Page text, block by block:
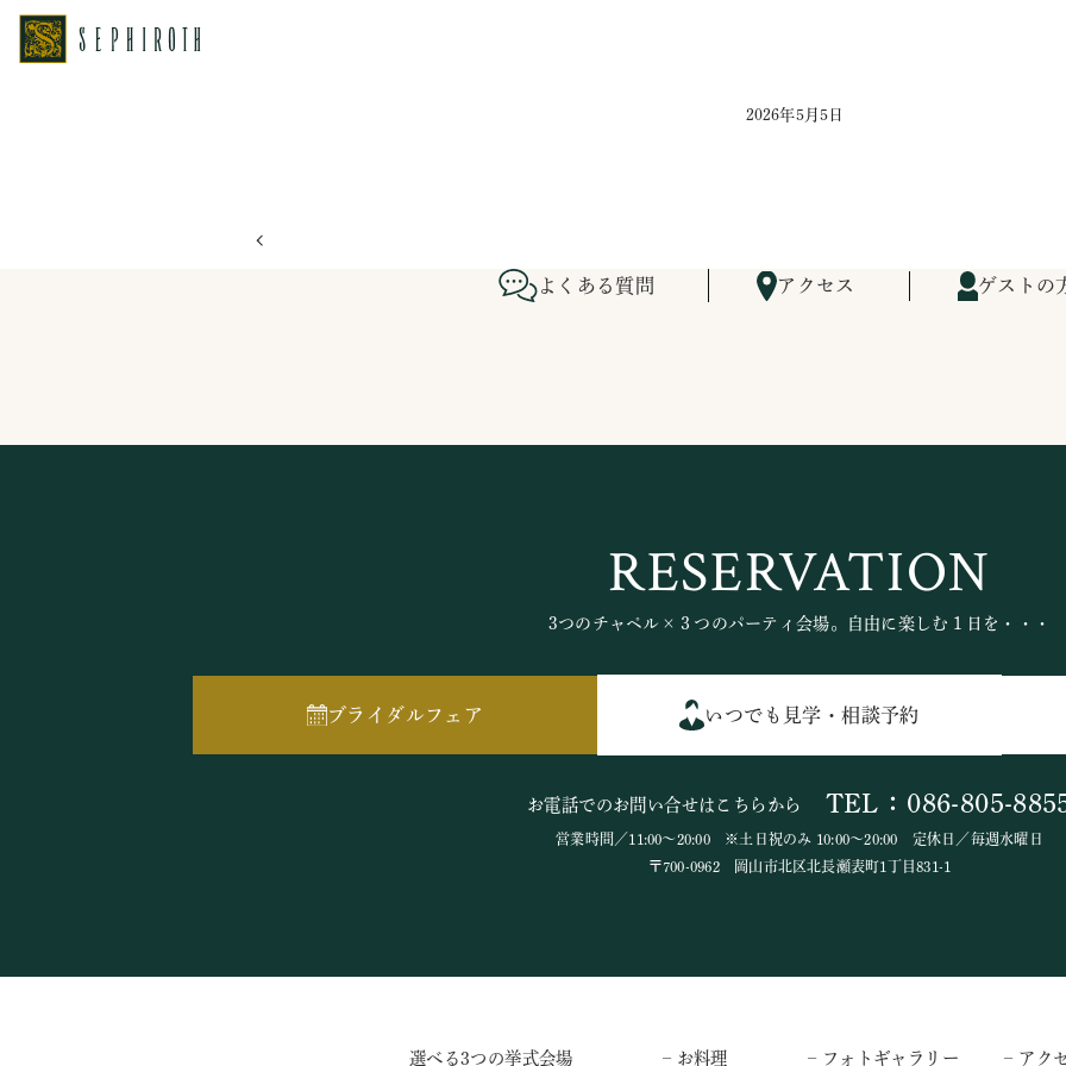
2026年5月5日
よくある質問 アクセス ゲストの
RESERVATION
3つのチャペル×３つのパーティ会場。自由に楽しむ１日を・・・
ブライダルフェア いつでも見学・相談予約
お電話でのお問い合せはこちらから TEL：086-805-
営業時間／11:00～20:00 ※土日祝のみ 10:00～20:00 定休日／毎週水曜日
〒700-0962 岡山市北区北長瀬表町1丁目831-1
選べる3つの挙式会場 – お料理 – フォトギャラリー – アク